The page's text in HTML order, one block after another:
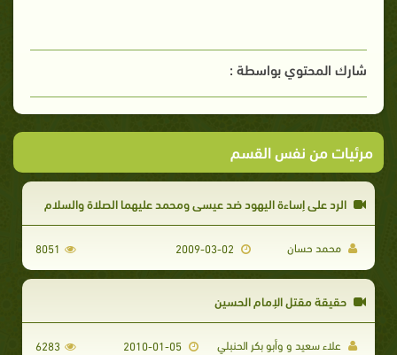
شارك المحتوي بواسطة :
مرئيات من نفس القسم
الرد على إساءة اليهود ضد عيسى ومحمد عليهما الصلاة والسلام
محمد حسان 8051
حقيقة مقتل الإمام الحسين
علاء سعيد و وأبو بكر الحنبلي 6283